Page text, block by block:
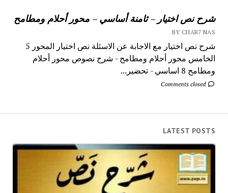
شرح نص اختيار – ثامنة أساسي – محور أحلام ومطامح
BY CHAR7 NAS
شرح نص اختيار مع الاجابة عن الاسئلة نص اختيار المحور 5
الخامس محور أحلام ومطامح - شرح نصوص محور أحلام
ومطامح 8 اساسي - تحضير...
Comments closed
LATEST POSTS